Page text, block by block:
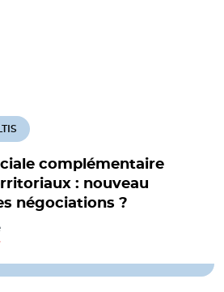
complémentaire
: nouveau
négociations ?